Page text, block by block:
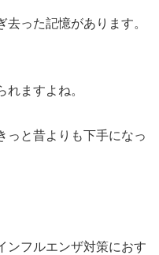
った記憶があります。
ますよね。
っと昔よりも下手になっ
ンフルエンザ対策におす